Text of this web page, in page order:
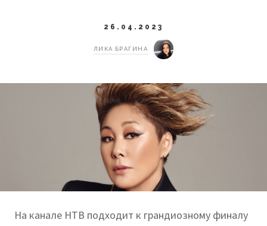
26.04.2023
ЛИКА БРАГИНА
На канале НТВ подходит к грандиозному финалу